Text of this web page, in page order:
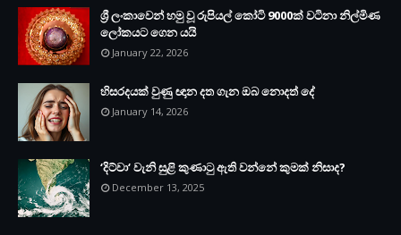
ශ්‍රී ලංකාවෙන් හමු වූ රුපියල් කෝටි 9000ක් වටිනා නිල්මිණ
ලෝකයට ගෙන යයි
January 22, 2026
හිසරදයක් වුණු ඥාන දත ගැන ඔබ නොදත් දේ
January 14, 2026
‘දිට්වා‘ වැනි සුළි කුණාටු ඇති වන්නේ කුමක් නිසාද?
December 13, 2025